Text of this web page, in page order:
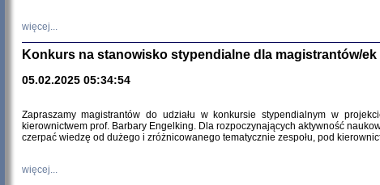
Warszawie
oprac. i
więcej...
Konkurs na stanowisko stypendialne dla magistrantów/ek
05.02.2025 05:34:54
Zapraszamy magistrantów do udziału w konkursie stypendialnym w
kierownictwem prof. Barbary Engelking. Dla rozpoczynających aktywność
czerpać wiedzę od dużego i zróżnicowanego tematycznie zespołu, pod
więcej...